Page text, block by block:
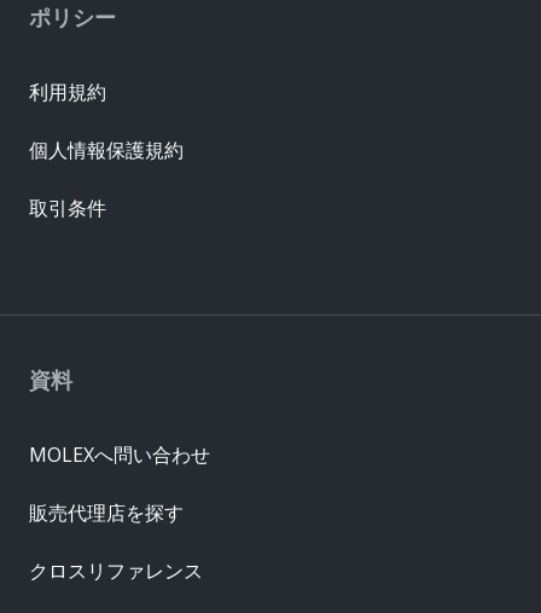
資料
MOLEXへ問い合わせ
販売代理店を探す
クロスリファレンス
ポリシー
利用規約
個人情報保護規約
取引条件